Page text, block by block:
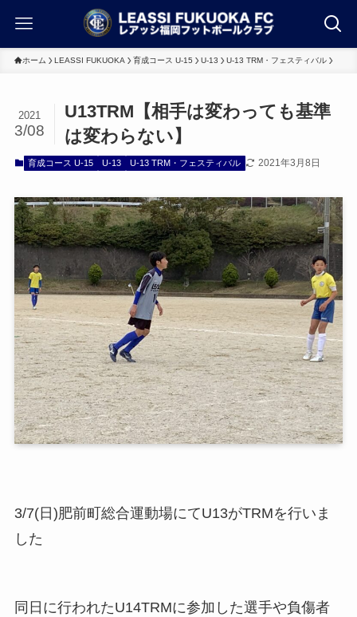
ホーム LEASSI FUKUOKA 育成コース U-15 U-13 U-13 TRM・フェスティバル
U13TRM【相手は変わっても基準
は変わらない】
2021
3/08
育成コース U-15 U-13 U-13 TRM・フェスティバル 2021年3月8日
3/7(日)肥前町総合運動場にてU13がTRMを行いま
した
同日に行われたU14TRMに参加した選手や負傷者